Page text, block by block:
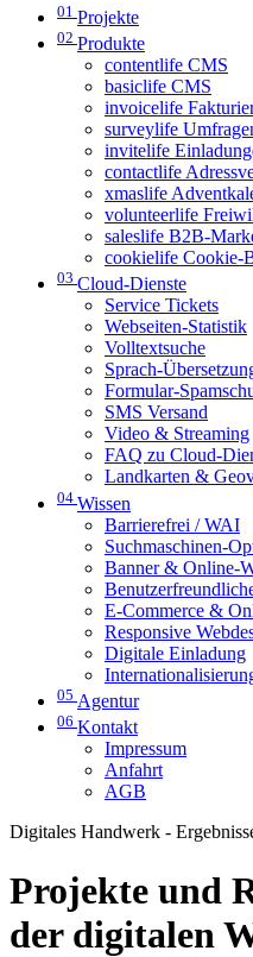
01 Projekte
02 Produkte
contentlife CMS
basiclife CMS
invoicelife
surveylife
invitelife
contactlife
xmaslife
volunteerlife
saleslife B2B-
cookielife Cookie-
03 Cloud-Dienste
Service Tickets
Webseiten-Statistik
Volltextsuche
Sprach-
Formular-
SMS Versand
Video & Streaming
FAQ zu Cloud-
Landkarten &
04 Wissen
Barrierefrei / WAI
Suchmaschinen-
Banner & Online-
E-Commerce &
Responsive
Digitale Einladung
05 Agentur
06 Kontakt
Impressum
Anfahrt
AGB
Digitales Handwerk -
Projekte und
der digitalen